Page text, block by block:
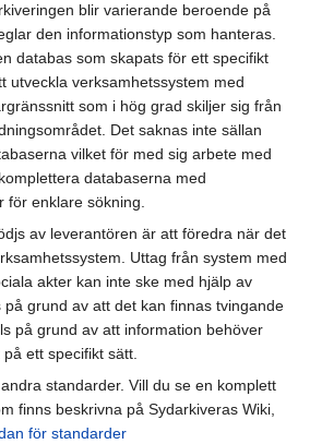
blir varierande beroende på
den informationstyp som hanteras.
databas som skapats för ett specifikt
utveckla verksamhetssystem med
som i hög grad skiljer sig från
Det saknas inte sällan
vilket för med sig arbete med
databaserna med
för enklare sökning.
av leverantören är att föredra när det
Uttag från system med
akter kan inte ske med hjälp av
grund av att det kan finnas tvingande
på grund av att information behöver
ett specifikt sätt.
standarder. Vill du se en komplett
finns beskrivna på Sydarkiveras Wiki,
för standarder